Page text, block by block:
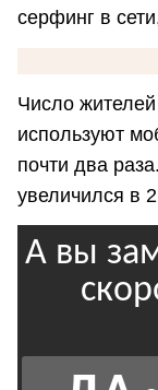
серфинг в
Число
используют
почти два
увеличился в